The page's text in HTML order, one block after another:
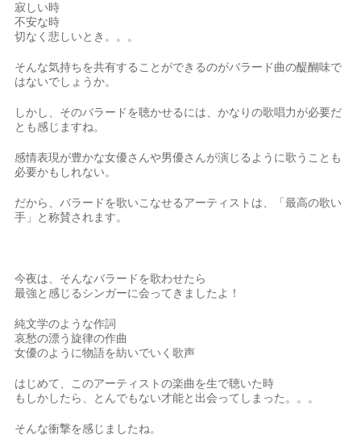
寂しい時
不安な時
切なく悲しいとき。。。
そんな気持ちを共有することができるのがバラード曲の醍醐味で
はないでしょうか。
しかし、そのバラードを聴かせるには、かなりの歌唱力が必要だ
とも感じますね。
感情表現が豊かな女優さんや男優さんが演じるように歌うことも
必要かもしれない。
だから、バラードを歌いこなせるアーティストは、「最高の歌い
手」と称賛されます。
今夜は、そんなバラードを歌わせたら
最強と感じるシンガーに会ってきましたよ！
純文学のような作詞
哀愁の漂う旋律の作曲
女優のように物語を紡いでいく歌声
はじめて、このアーティストの楽曲を生で聴いた時
もしかしたら、とんでもない才能と出会ってしまった。。。
そんな衝撃を感じましたね。